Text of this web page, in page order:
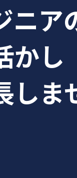
ニア
かし
しま